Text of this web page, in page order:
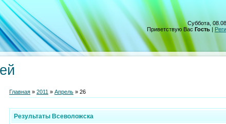
Суббота,
Приветствую Вас Гость |
Главная » 2011 » Апрель » 26
Результаты Всеволожска